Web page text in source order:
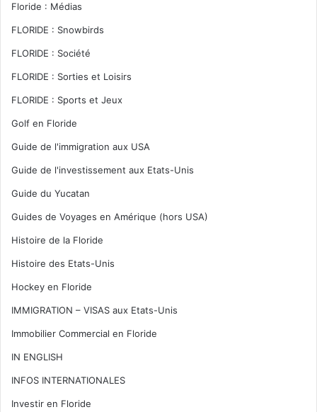
Floride : Médias
FLORIDE : Snowbirds
FLORIDE : Société
FLORIDE : Sorties et Loisirs
FLORIDE : Sports et Jeux
Golf en Floride
Guide de l'immigration aux USA
Guide de l'investissement aux Etats-Unis
Guide du Yucatan
Guides de Voyages en Amérique (hors USA)
Histoire de la Floride
Histoire des Etats-Unis
Hockey en Floride
IMMIGRATION – VISAS aux Etats-Unis
Immobilier Commercial en Floride
IN ENGLISH
INFOS INTERNATIONALES
Investir en Floride